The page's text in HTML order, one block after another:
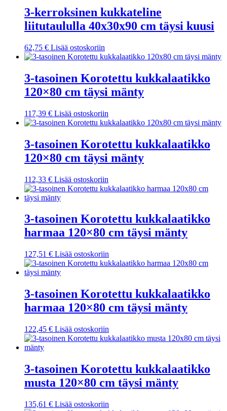
3-kerroksinen kukkateline
liitutaululla 40x30x90 cm täysi kuusi
62,75 € Lisää ostoskoriin
3-tasoinen Korotettu kukkalaatikko
120×80 cm täysi mänty
117,39 € Lisää ostoskoriin
3-tasoinen Korotettu kukkalaatikko
120×80 cm täysi mänty
112,33 € Lisää ostoskoriin
3-tasoinen Korotettu kukkalaatikko
harmaa 120×80 cm täysi mänty
127,51 € Lisää ostoskoriin
3-tasoinen Korotettu kukkalaatikko
harmaa 120×80 cm täysi mänty
122,45 € Lisää ostoskoriin
3-tasoinen Korotettu kukkalaatikko
musta 120×80 cm täysi mänty
135,61 € Lisää ostoskoriin